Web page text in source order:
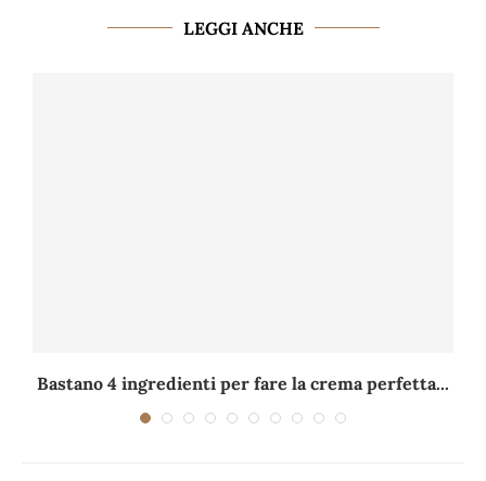
LEGGI ANCHE
Bastano 4 ingredienti per fare la crema perfetta...